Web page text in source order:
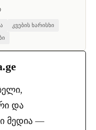
კვების ხარისხი
და
მედია —